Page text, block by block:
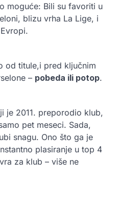
moguće: Bili su favoriti u
blizu vrha La Lige, i
od titule,i pred ključnim
– pobeda ili potop.
je 2011. preporodio klub,
pet meseci. Sada,
snagu. Ono što ga je
plasiranje u top 4
za klub – više ne